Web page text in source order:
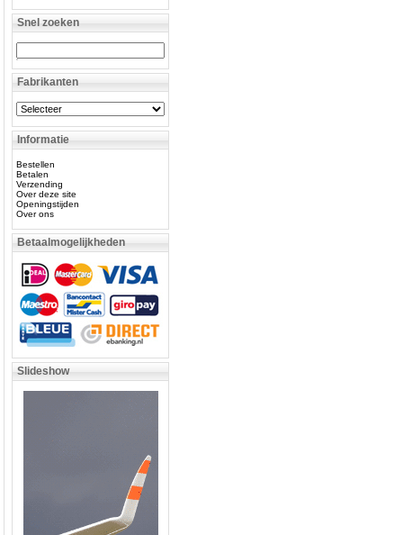
Snel zoeken
Fabrikanten
Informatie
Bestellen
Betalen
Verzending
Over deze site
Openingstijden
Over ons
Betaalmogelijkheden
Slideshow